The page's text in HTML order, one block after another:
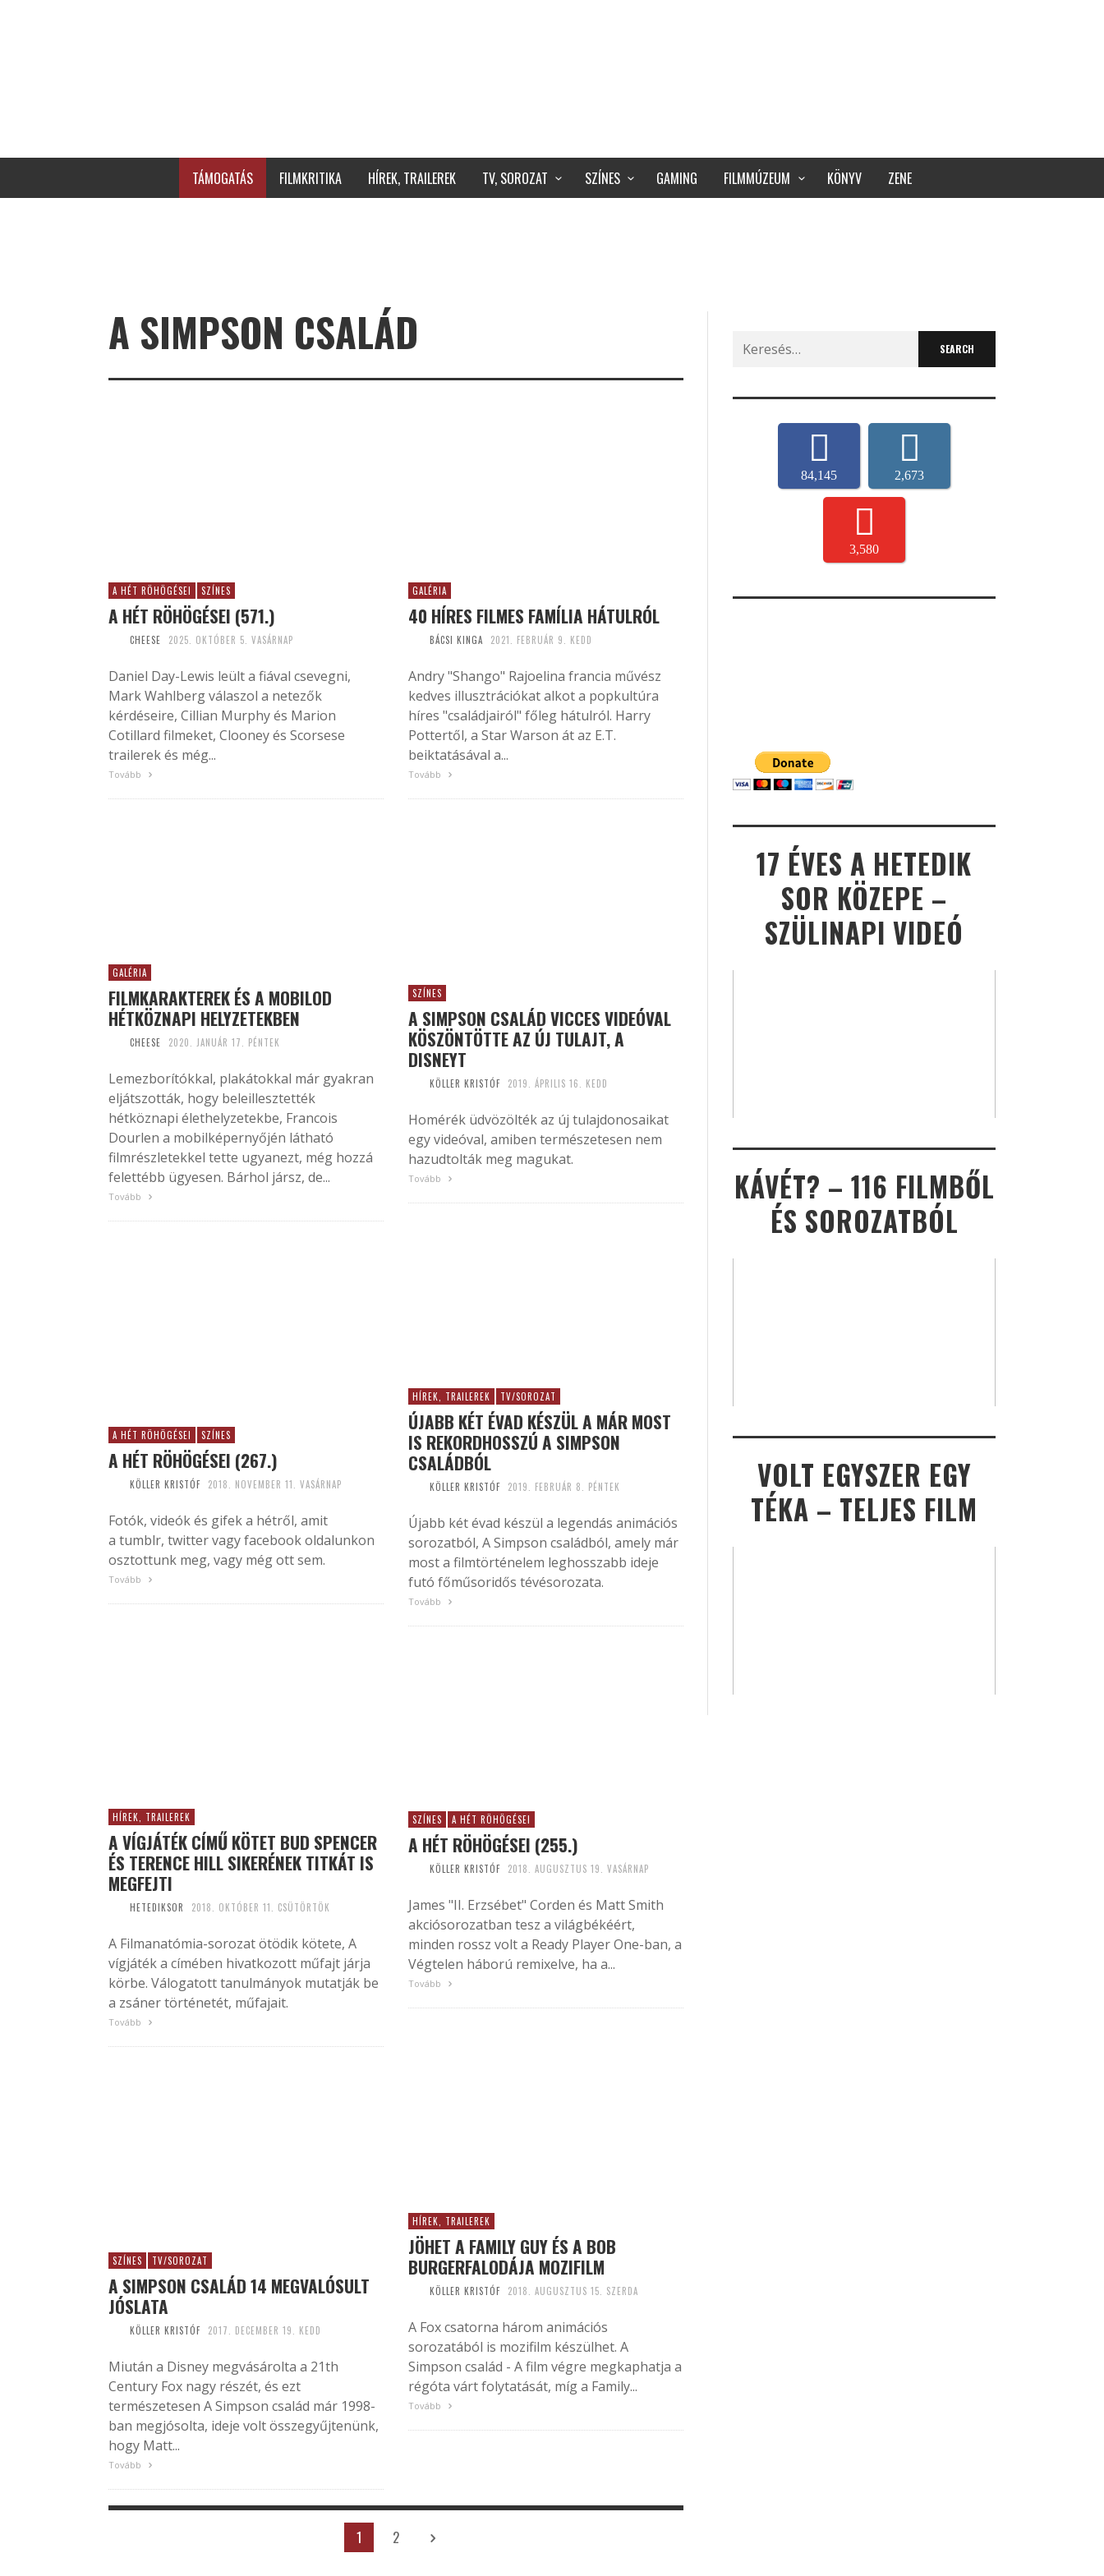
TÁMOGATÁS FILMKRITIKA HÍREK, TRAILEREK TV, SOROZAT SZÍNES GAMING FILMMÚZEUM KÖNYV ZENE
A SIMPSON CSALÁD
A HÉT RÖHÖGÉSEI SZÍNES
A HÉT RÖHÖGÉSEI (571.)
CHEESE 2025. OKTÓBER 5. VASÁRNAP
Daniel Day-Lewis leült a fiával csevegni,
Mark Wahlberg válaszol a netezők
kérdéseire, Cillian Murphy és Marion
Cotillard filmeket, Clooney és Scorsese
trailerek és még...
Tovább
GALÉRIA
40 HÍRES FILMES FAMÍLIA HÁTULRÓL
BÁCSI KINGA 2021. FEBRUÁR 9. KEDD
Andry "Shango" Rajoelina francia művész
kedves illusztrációkat alkot a popkultúra
híres "családjairól" főleg hátulról. Harry
Pottertől, a Star Warson át az E.T.
beiktatásával a...
Tovább
GALÉRIA
FILMKARAKTEREK ÉS A MOBILOD
HÉTKÖZNAPI HELYZETEKBEN
CHEESE 2020. JANUÁR 17. PÉNTEK
Lemezborítókkal, plakátokkal már gyakran
eljátszották, hogy beleillesztették
hétköznapi élethelyzetekbe, Francois
Dourlen a mobilképernyőjén látható
filmrészletekkel tette ugyanezt, még hozzá
felettébb ügyesen. Bárhol jársz, de...
Tovább
SZÍNES
A SIMPSON CSALÁD VICCES VIDEÓVAL
KÖSZÖNTÖTTE AZ ÚJ TULAJT, A
DISNEYT
KÖLLER KRISTÓF 2019. ÁPRILIS 16. KEDD
Homérék üdvözölték az új tulajdonosaikat
egy videóval, amiben természetesen nem
hazudtolták meg magukat.
Tovább
HÍREK, TRAILEREK TV/SOROZAT
ÚJABB KÉT ÉVAD KÉSZÜL A MÁR MOST
IS REKORDHOSSZÚ A SIMPSON
CSALÁDBÓL
KÖLLER KRISTÓF 2019. FEBRUÁR 8. PÉNTEK
Újabb két évad készül a legendás animációs
sorozatból, A Simpson családból, amely már
most a filmtörténelem leghosszabb ideje
futó főműsoridős tévésorozata.
Tovább
A HÉT RÖHÖGÉSEI SZÍNES
A HÉT RÖHÖGÉSEI (267.)
KÖLLER KRISTÓF 2018. NOVEMBER 11. VASÁRNAP
Fotók, videók és gifek a hétről, amit
a tumblr, twitter vagy facebook oldalunkon
osztottunk meg, vagy még ott sem.
Tovább
HÍREK, TRAILEREK
A VÍGJÁTÉK CÍMŰ KÖTET BUD SPENCER
ÉS TERENCE HILL SIKERÉNEK TITKÁT IS
MEGFEJTI
HETEDIKSOR 2018. OKTÓBER 11. CSÜTÖRTÖK
A Filmanatómia-sorozat ötödik kötete, A
vígjáték a címében hivatkozott műfajt járja
körbe. Válogatott tanulmányok mutatják be
a zsáner történetét, műfajait.
Tovább
SZÍNES A HÉT RÖHÖGÉSEI
A HÉT RÖHÖGÉSEI (255.)
KÖLLER KRISTÓF 2018. AUGUSZTUS 19. VASÁRNAP
James "II. Erzsébet" Corden és Matt Smith
akciósorozatban tesz a világbékéért,
minden rossz volt a Ready Player One-ban, a
Végtelen háború remixelve, ha a...
Tovább
HÍREK, TRAILEREK
JÖHET A FAMILY GUY ÉS A BOB
BURGERFALODÁJA MOZIFILM
KÖLLER KRISTÓF 2018. AUGUSZTUS 15. SZERDA
A Fox csatorna három animációs
sorozatából is mozifilm készülhet. A
Simpson család - A film végre megkaphatja a
régóta várt folytatását, míg a Family...
Tovább
SZÍNES TV/SOROZAT
A SIMPSON CSALÁD 14 MEGVALÓSULT
JÓSLATA
KÖLLER KRISTÓF 2017. DECEMBER 19. KEDD
Miután a Disney megvásárolta a 21th
Century Fox nagy részét, és ezt
természetesen A Simpson család már 1998-
ban megjósolta, ideje volt összegyűjtenünk,
hogy Matt...
Tovább
1 2
Search
for:
84,145 2,673
3,580
17 ÉVES A HETEDIK
SOR KÖZEPE –
SZÜLINAPI VIDEÓ
KÁVÉT? – 116 FILMBŐL
ÉS SOROZATBÓL
VOLT EGYSZER EGY
TÉKA – TELJES FILM